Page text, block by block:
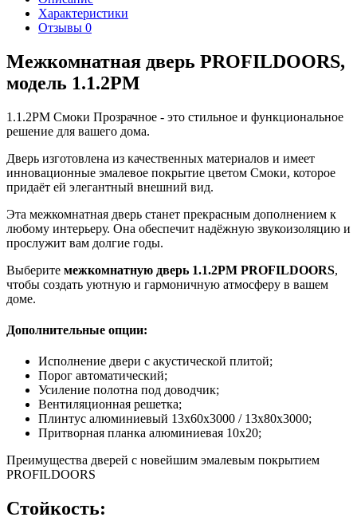
Характеристики
Отзывы 0
Межкомнатная дверь PROFILDOORS,
модель 1.1.2PM
1.1.2PM Смоки Прозрачное - это стильное и функциональное
решение для вашего дома.
Дверь изготовлена из качественных материалов и имеет
инновационные эмалевое покрытие цветом Смоки, которое
придаёт ей элегантный внешний вид.
Эта межкомнатная дверь станет прекрасным дополнением к
любому интерьеру. Она обеспечит надёжную звукоизоляцию и
прослужит вам долгие годы.
Выберите межкомнатную дверь 1.1.2PM PROFILDOORS,
чтобы создать уютную и гармоничную атмосферу в вашем
доме.
Дополнительные опции:
Исполнение двери с акустической плитой;
Порог автоматический;
Усиление полотна под доводчик;
Вентиляционная решетка;
Плинтус алюминиевый 13х60х3000 / 13х80х3000;
Притворная планка алюминиевая 10x20;
Преимущества дверей с новейшим эмалевым покрытием
PROFILDOORS
Стойкость: